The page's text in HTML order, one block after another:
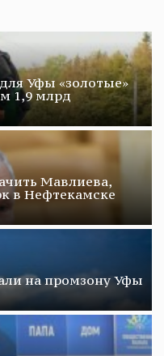
Уфы «золотые»
1,9 млрд
Мавлиева,
в Нефтекамске
на промзону Уфы